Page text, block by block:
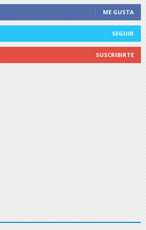
ME GUSTA
SEGUIR
SUSCRIBIRTE